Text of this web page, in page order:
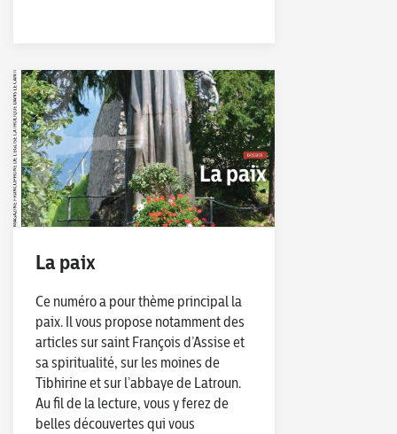
La paix
Ce numéro a pour thème principal la
paix. Il vous propose notamment des
articles sur saint François d’Assise et
sa spiritualité, sur les moines de
Tibhirine et sur l’abbaye de Latroun.
Au fil de la lecture, vous y ferez de
belles découvertes qui vous